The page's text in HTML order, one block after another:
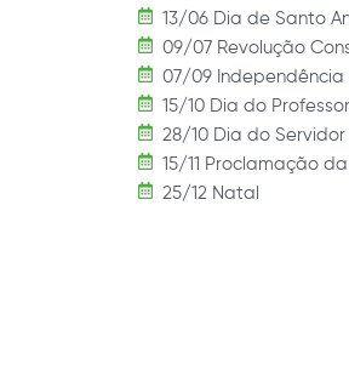
13/06 Dia de Santo
09/07 Revolução
07/09 Independência
15/10 Dia do Professor
28/10 Dia do Servidor
15/11 Proclamação
25/12 Natal